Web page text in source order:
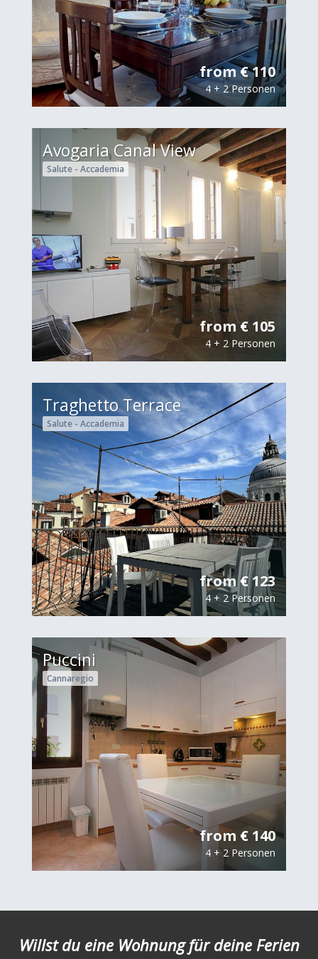
from € 110
4 + 2 Personen
Avogaria Canal View
Salute - Accademia
from € 105
4 + 2 Personen
Traghetto Terrace
Salute - Accademia
from € 123
4 + 2 Personen
Puccini
Cannaregio
from € 140
4 + 2 Personen
Willst du eine Wohnung für deine Ferien